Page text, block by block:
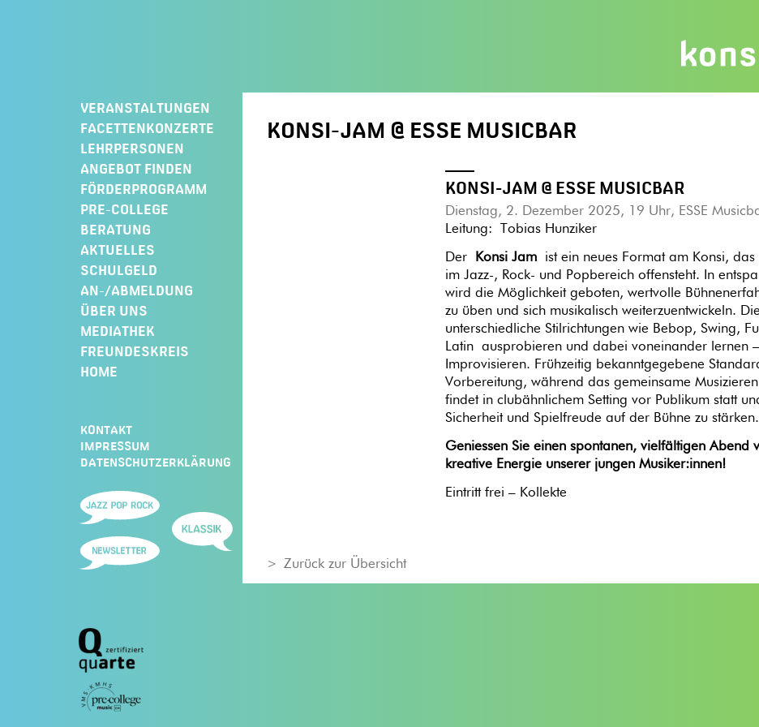
KONSI-JAM @ ESSE MUSICBAR
KONSI-JAM @ ESSE MUSICBAR
Dienstag, 2. Dezember 2025, 19 Uhr, ESSE
Leitung: Tobias Hunziker
Der Konsi Jam ist ein neues Format am Konsi,
im Jazz-, Rock- und Popbereich offensteht. In
wird die Möglichkeit geboten, wertvolle
zu üben und sich musikalisch weiterzuentwickeln.
unterschiedliche Stilrichtungen wie Bebop, Swing,
Latin ausprobieren und dabei voneinander lernen
Improvisieren. Frühzeitig bekanntgegebene
Vorbereitung, während das gemeinsame
findet in clubähnlichem Setting vor Publikum statt
Sicherheit und Spielfreude auf der Bühne zu
Geniessen Sie einen spontanen, vielfältigen Abend
kreative Energie unserer jungen Musiker:innen!
Eintritt frei – Kollekte
Zurück zur Übersicht
VERANSTALTUNGEN
FACETTENKONZERTE
LEHRPERSONEN
ANGEBOT FINDEN
FÖRDERPROGRAMM
PRE-COLLEGE
BERATUNG
AKTUELLES
SCHULGELD
AN-/ABMELDUNG
ÜBER UNS
MEDIATHEK
FREUNDESKREIS
HOME
KONTAKT
IMPRESSUM
DATENSCHUTZERKLÄRUNG